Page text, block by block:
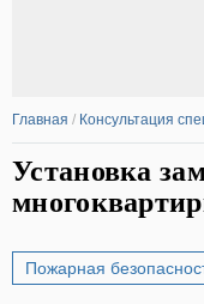
Главная / Консультация
Установка
Пожарная